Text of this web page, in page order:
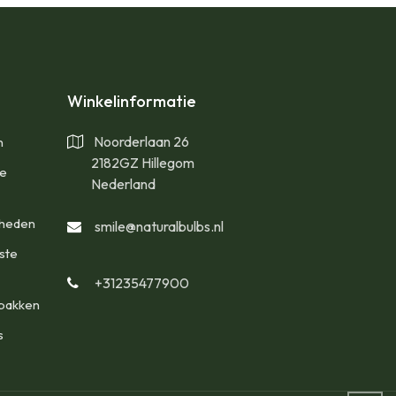
Winkelinformatie
Noorderlaan 26
2182GZ Hillegom
Nederland
smile@naturalbulbs.nl
+31235477900